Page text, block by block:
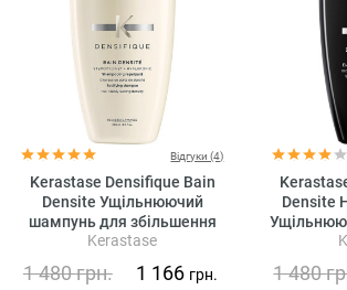
Відгуки (4)
Kerastase Densifique Bain
Densite Ущільнюючий
шампунь для збільшення
густоти волосся
Kerastase
1 480грн. 1 166 грн.
Densite
1 480